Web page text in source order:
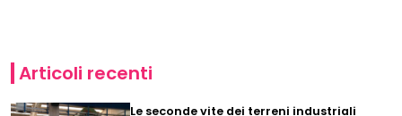
Articoli recenti
Le seconde vite dei terreni industriali